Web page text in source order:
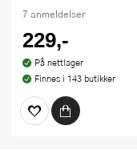
7 anmeldelser
229,-
På nettlager
Finnes i 143 butikker